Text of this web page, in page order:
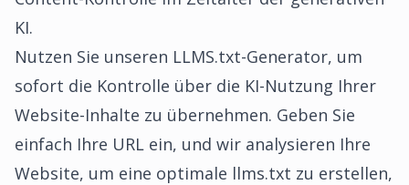
KI.
Nutzen Sie unseren LLMS.txt-Generator, um
sofort die Kontrolle über die KI-Nutzung Ihrer
Website-Inhalte zu übernehmen. Geben Sie
einfach Ihre URL ein, und wir analysieren Ihre
Website, um eine optimale llms.txt zu erstellen,